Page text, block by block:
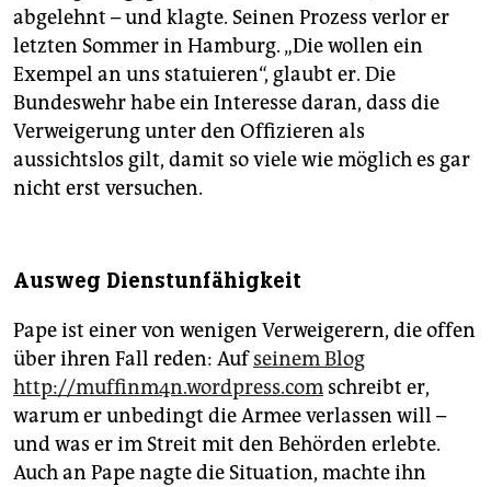
abgelehnt – und klagte. Seinen Prozess verlor er
letzten Sommer in Hamburg. „Die wollen ein
Exempel an uns statuieren“, glaubt er. Die
Bundeswehr habe ein Interesse daran, dass die
Verweigerung unter den Offizieren als
aussichtslos gilt, damit so viele wie möglich es gar
nicht erst versuchen.
Ausweg Dienstunfähigkeit
Pape ist einer von wenigen Verweigerern, die offen
über ihren Fall reden: Aufseinem Blog
http://muffinm4n.wordpress.com schreibt er,
warum er unbedingt die Armee verlassen will –
und was er im Streit mit den Behörden erlebte.
Auch an Pape nagte die Situation, machte ihn